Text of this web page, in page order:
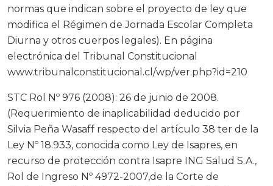
normas que indican sobre el proyecto de ley que
modifica el Régimen de Jornada Escolar Completa
Diurna y otros cuerpos legales). En página
electrónica del Tribunal Constitucional
www.tribunalconstitucional.cl/wp/ver.php?id=210
STC Rol Nº 976 (2008): 26 de junio de 2008.
(Requerimiento de inaplicabilidad deducido por
Silvia Peña Wasaff respecto del artículo 38 ter de la
Ley Nº 18.933, conocida como Ley de Isapres, en
recurso de protección contra Isapre ING Salud S.A.,
Rol de Ingreso Nº 4972-2007,de la Corte de